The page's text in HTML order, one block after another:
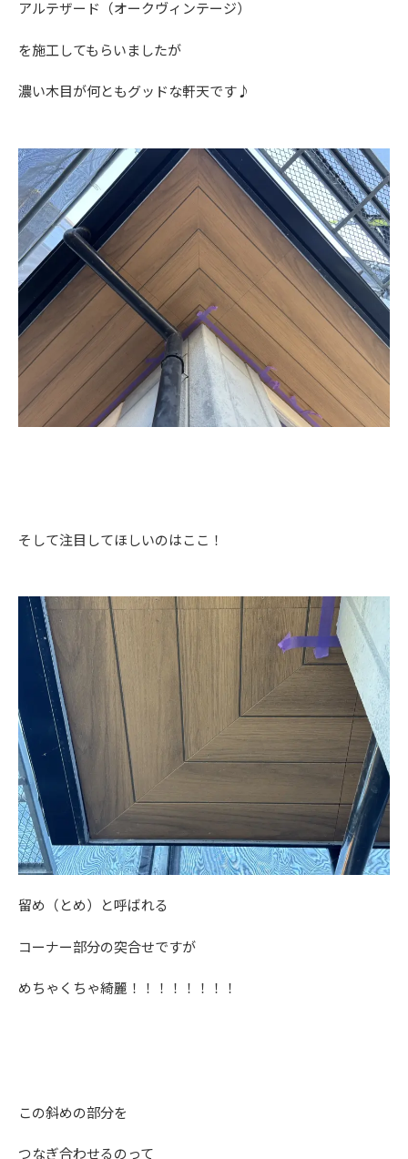
アルテザード（オークヴィンテージ）
を施工してもらいましたが
濃い木目が何ともグッドな軒天です♪
そして注目してほしいのはここ！
留め（とめ）と呼ばれる
コーナー部分の突合せですが
めちゃくちゃ綺麗！！！！！！！！
この斜めの部分を
つなぎ合わせるのって